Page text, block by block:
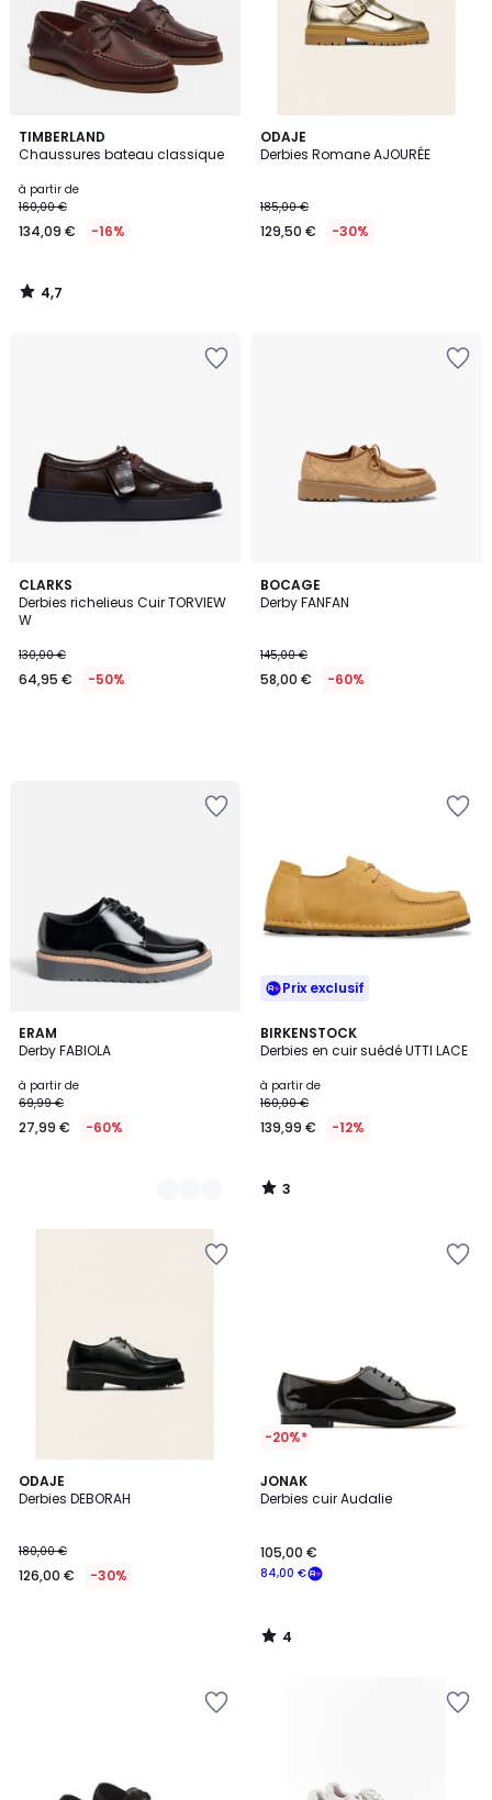
TIMBERLAND
Chaussures bateau classique
à partir de
160,00 €
134,09 € -16%
4,7
/ 5
4,7
/
ODAJE
Derbies Romane AJOURÉE
185,00 €
129,50 € -30%
CLARKS
Derbies richelieus Cuir TORVIEW
W
130,00 €
64,95 € -50%
BOCAGE
Derby FANFAN
145,00 €
58,00 € -60%
ERAM
Derby FABIOLA
à partir de
69,99 €
27,99 € -60%
2
Couleurs
Prix exclusif
BIRKENSTOCK
Derbies en cuir suédé UTTI LACE
à partir de
160,00 €
139,99 € -12%
3
/
3
/
ODAJE
Derbies DEBORAH
180,00 €
126,00 € -30%
-20%*
JONAK
Derbies cuir Audalie
84,00 €
105,00 €
4
/
4
/